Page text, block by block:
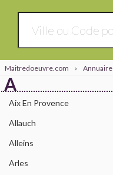
Maitredoeuvre.com › Annuaire
A
Aix En Provence
Allauch
Alleins
Arles